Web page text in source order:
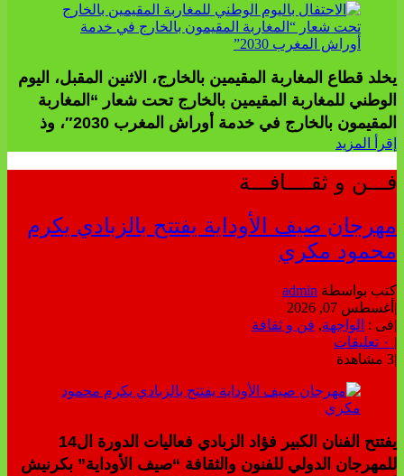
يخلد قطاع المغاربة المقيمين بالخارج، الاثنين المقبل، اليوم
الوطني للمغاربة المقيمين بالخارج تحت شعار “المغاربة
المقيمون بالخارج في خدمة أوراش المغرب 2030″، وذ
إقرأ المزيد
فـــن و ثقــــافـــة
مهرجان صيف الأوداية يفتتح بالزبادي يكرم
محمود مكري
كتب بواسطة admin
| أغسطس 07, 2026
|فى : الواجهة, فن و ثقافة
|
|3 مشاهدة
يفتتح الفنان الكبير فؤاد الزبادي فعاليات الدورة ال14
للمهرجان الدولي للفنون والثقافة “صيف الأوداية” بكرنيش